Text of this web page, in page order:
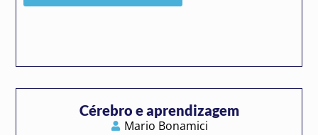
Cérebro e aprendizagem
Mario Bonamici